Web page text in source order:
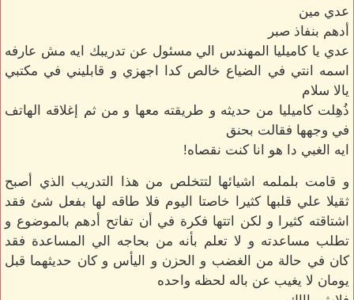
عدي مين
أدهم بنفاذ صبر
عدي يا كاميليا المهندس الي مسئول عن تدريبك ايه مش عارفه
اسمه انتي في الضياع خالص كدا اجهزي و قابليني في مكتبي
يالا سلام
ذُهِلت كاميليا من حديثه و طريقته معها و من ثم إغلاقه الهاتف
في وجهها فقالت بحنق
ايه الغبي دا هو انا كنت نقصاه!
و قامت بلملمه اشيائها لتتخلص من هذا التدريب الذي أصبح
ثقيلا علي قلبها كثيرا خاصتا اليوم فلا طاقه لها بفعل شئ فقد
اشتاقته كثيرا و لكن اتتها فكرة في أن تفاتح أدهم بالموضوع و
تطلب مساعدته و لا تعلم بأنه من بحاجه الي المساعدة فقد
كان في حالة من الغضب و الحزن و اليأس و كان حديثهما قبل
يومان لا يغيب عن باله لحظه واحده